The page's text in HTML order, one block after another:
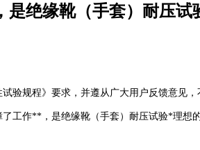
是绝缘靴（手套）耐压试
》要求，并遵从广大用户反馈意见
作**，是绝缘靴（手套）耐压试验*理想的装